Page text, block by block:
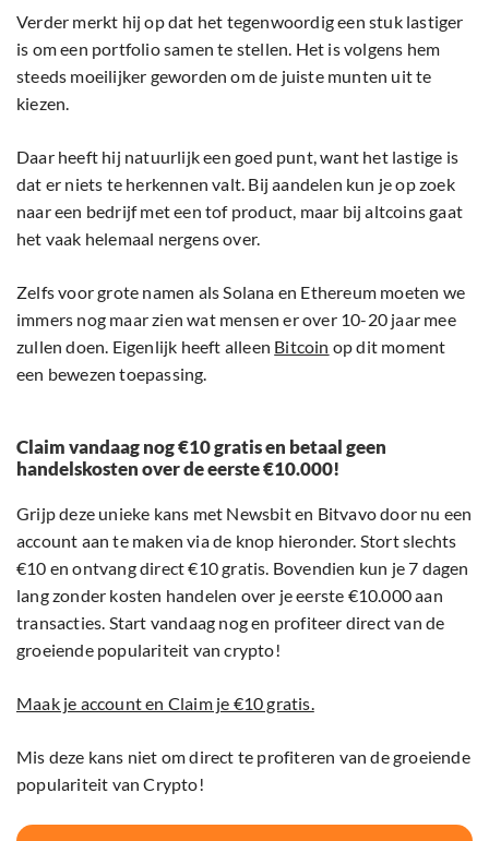
Verder merkt hij op dat het tegenwoordig een stuk lastiger
is om een portfolio samen te stellen. Het is volgens hem
steeds moeilijker geworden om de juiste munten uit te
kiezen.
Daar heeft hij natuurlijk een goed punt, want het lastige is
dat er niets te herkennen valt. Bij aandelen kun je op zoek
naar een bedrijf met een tof product, maar bij altcoins gaat
het vaak helemaal nergens over.
Zelfs voor grote namen als Solana en Ethereum moeten we
immers nog maar zien wat mensen er over 10-20 jaar mee
zullen doen. Eigenlijk heeft alleen Bitcoin op dit moment
een bewezen toepassing.
Claim vandaag nog €10 gratis en betaal geen
handelskosten over de eerste €10.000!
Grijp deze unieke kans met Newsbit en Bitvavo door nu een
account aan te maken via de knop hieronder. Stort slechts
€10 en ontvang direct €10 gratis. Bovendien kun je 7 dagen
lang zonder kosten handelen over je eerste €10.000 aan
transacties. Start vandaag nog en profiteer direct van de
groeiende populariteit van crypto!
Maak je account en Claim je €10 gratis.
Mis deze kans niet om direct te profiteren van de groeiende
populariteit van Crypto!